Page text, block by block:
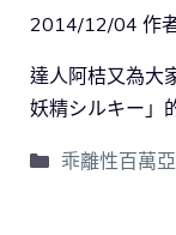
2014/12/04 作
達人阿桔又為大
妖精シルキー」
乖離性百萬